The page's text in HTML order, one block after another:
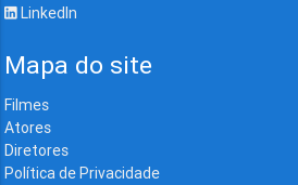
LinkedIn
Mapa do site
Filmes
Atores
Diretores
Política de Privacidade